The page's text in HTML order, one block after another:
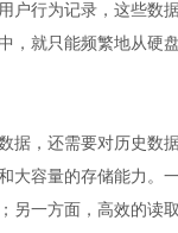
户行为记录，这些数
，就只能频繁地从硬
据，还需要对历史数
大容量的存储能力。
另一方面，高效的读